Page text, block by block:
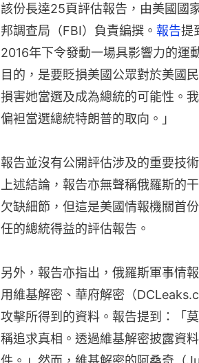
該份長達25頁評估報告，由美國國
邦調查局（FBI）負責編撰。 報告提
2016年下令發動一場具影響力的運
目的，是要貶損美國公眾對於美國
損害她當選及成為總統的可能性。
偏袒當選總統特朗普的取向。」
報告並沒有公開評估涉及的重要技
上述結論，報告亦無聲稱俄羅斯的
欠缺細節，但這是美國情報機關首
任的總統得益的評估報告。
另外，報告亦指出，俄羅斯軍事情
用維基解密、華府解密（
攻擊所得到的資料。報告提到：「
稱追求真相。透過維基解密披露資